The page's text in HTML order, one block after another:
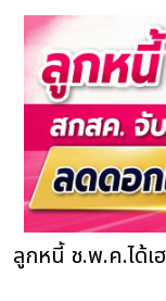
ลูกหนี้ ช.พ.ค.ได้เ